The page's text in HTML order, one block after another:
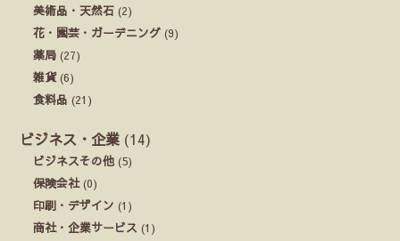
美術品・天然石 (2)
花・園芸・ガーデニング (9)
薬局 (27)
雑貨(6)
食料品 (21)
ビジネス・企業 (14)
ビジネスその他 (5)
保険会社(0)
印刷・デザイン (1)
商社・企業サービス (1)